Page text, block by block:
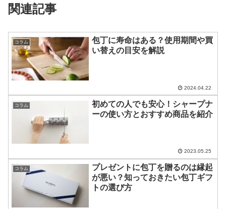
関連記事
コラム
包丁に寿命はある？使用期間や買
い替えの目安を解説
2024.04.22
コラム
初めての人でも安心！シャープナ
ーの使い方とおすすめ商品を紹介
2023.05.25
コラム
プレゼントに包丁を贈るのは縁起
が悪い？知っておきたい包丁ギフ
トの選び方